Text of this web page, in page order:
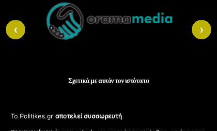
Top
Σχετικά με αυτόν τον ιστότοπο
Το Politikes.grαποτελεί συσσωρευτή
‹ ›